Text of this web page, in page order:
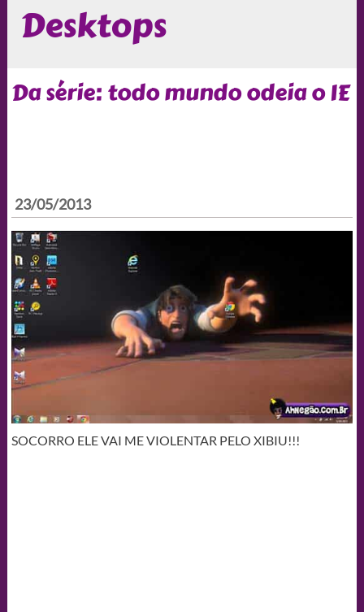
Desktops
Da série: todo mundo odeia o IE
23/05/2013
SOCORRO ELE VAI ME VIOLENTAR PELO XIBIU!!!